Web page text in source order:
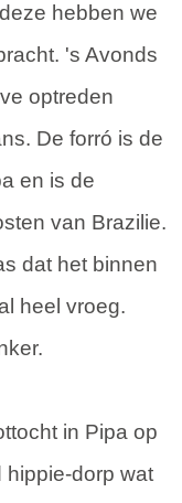
hebben we
's Avonds
optreden
De forró is de
en is de
van Brazilie.
dat het binnen
heel vroeg.
in Pipa op
hippie-dorp wat